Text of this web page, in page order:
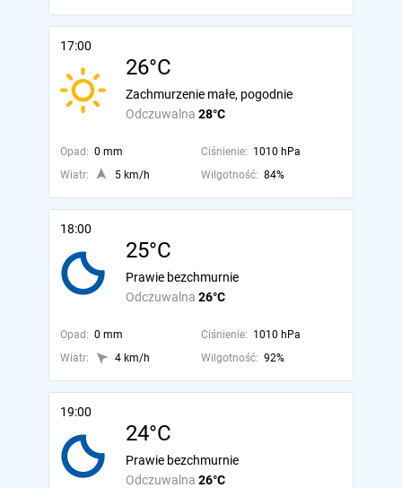
17:00
26°C
Odczuwalna 28°C
Zachmurzenie małe, pogodnie
Opad: 0 mm Ciśnienie: 1010 hPa
Wiatr:
5 km/h Wilgotność: 84%
18:00
25°C
Odczuwalna 26°C
Prawie bezchmurnie
Opad: 0 mm Ciśnienie: 1010 hPa
Wiatr:
4 km/h Wilgotność: 92%
19:00
24°C
Odczuwalna 26°C
Prawie bezchmurnie